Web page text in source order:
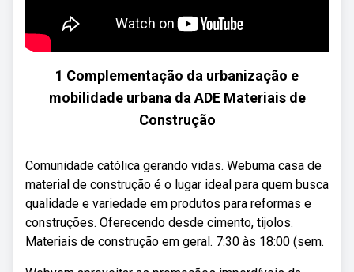
1 Complementação da urbanização e
mobilidade urbana da ADE Materiais de
Construção
Comunidade católica gerando vidas. Webuma casa de
material de construção é o lugar ideal para quem busca
qualidade e variedade em produtos para reformas e
construções. Oferecendo desde cimento, tijolos.
Materiais de construção em geral. 7:30 às 18:00 (sem.